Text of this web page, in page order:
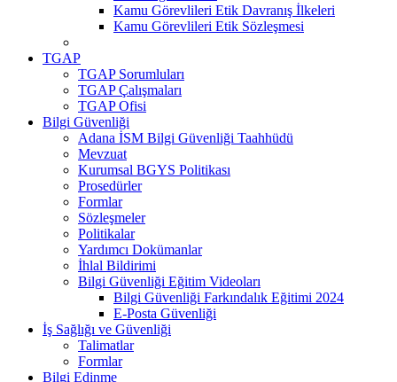
Kamu Görevlileri Etik Davranış İlkeleri
Kamu Görevlileri Etik Sözleşmesi
TGAP
TGAP Sorumluları
TGAP Çalışmaları
TGAP Ofisi
Bilgi Güvenliği
Adana İSM Bilgi Güvenliği Taahhüdü
Mevzuat
Kurumsal BGYS Politikası
Prosedürler
Formlar
Sözleşmeler
Politikalar
Yardımcı Dokümanlar
İhlal Bildirimi
Bilgi Güvenliği Eğitim Videoları
Bilgi Güvenliği Farkındalık Eğitimi 2024
E-Posta Güvenliği
İş Sağlığı ve Güvenliği
Talimatlar
Formlar
Bilgi Edinme